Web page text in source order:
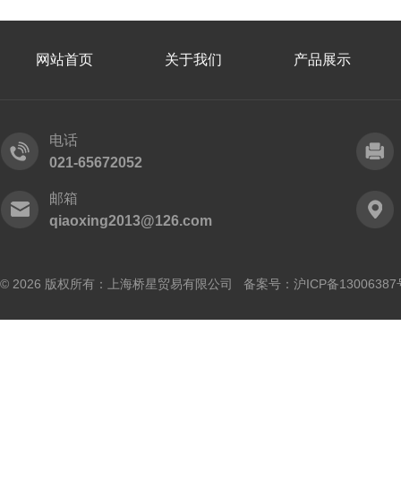
网站首页 关于我们 产品展示
电话
021-65672052
邮箱
qiaoxing2013@126.com
© 2026 版权所有：上海桥星贸易有限公司 备案号： 沪ICP备13006387